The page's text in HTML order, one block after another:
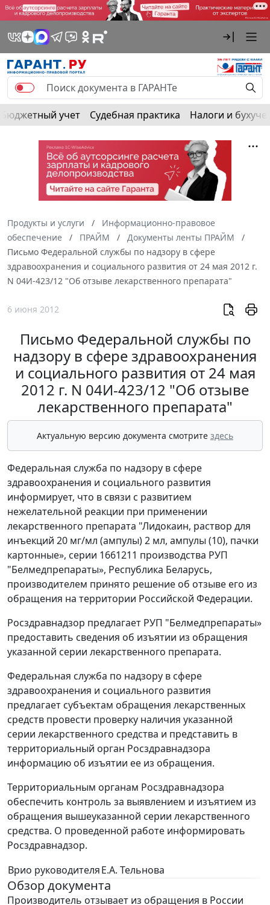
Бюджетный учет Судебная практика Налоги и
Продукты и услуги
Информационно-правовое
обеспечение
ПРАЙМ
Документы ленты ПРАЙМ
Письмо Федеральной службы по надзору в сфере
здравоохранения и социального развития от 24 мая 2012 г.
N 04И-423/12 "Об отзыве лекарственного препарата"
6 июня 2012
Письмо Федеральной службы по
надзору в сфере здравоохранения
и социального развития от 24 мая
2012 г. N 04И-423/12 "Об отзыве
лекарственного препарата"
Актуальную версию документа смотрите здесь
Федеральная служба по надзору в сфере
здравоохранения и социального развития
информирует, что в связи с развитием
нежелательной реакции при применении
лекарственного препарата "Лидокаин, раствор для
инъекций 20 мг/мл (ампулы) 2 мл, ампулы (10), пачки
картонные», серии 1661211 производства РУП
"Белмедпрепараты», Республика Беларусь,
производителем принято решение об отзыве его из
обращения на территории Российской Федерации.
Росздравнадзор предлагает РУП "Белмедпрепараты»
предоставить сведения об изъятии из обращения
указанной серии лекарственного препарата.
Федеральная служба по надзору в сфере
здравоохранения и социального развития
предлагает субъектам обращения лекарственных
средств провести проверку наличия указанной
серии лекарственного средства и представить в
территориальный орган Росздравнадзора
информацию об изъятии ее из обращения.
Территориальным органам Росздравнадзора
обеспечить контроль за выявлением и изъятием из
обращения вышеуказанной серии лекарственного
средства. О проведенной работе информировать
Росздравнадзор.
Врио руководителяЕ.А. Тельнова
Обзор документа
Производитель отзывает из обращения в России